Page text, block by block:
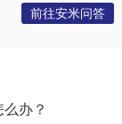
前往安米问答
办？